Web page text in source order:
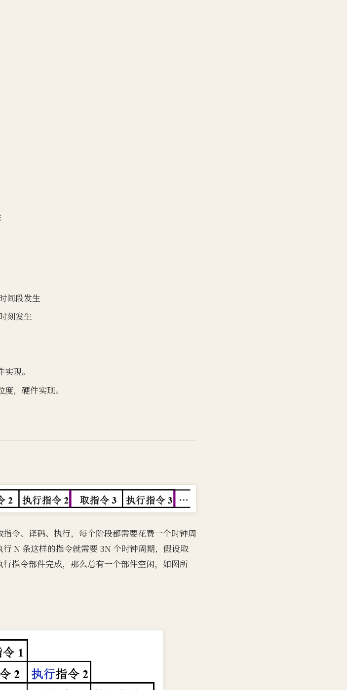
间段发生
刻发生
现。
，硬件实现。
令、译码、执行，每个阶段都需要花费一个时钟周
N 条这样的指令就需要 3N 个时钟周期，假设取
指令部件完成，那么总有一个部件空闲，如图所